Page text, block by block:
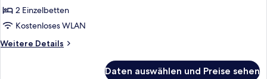
Nichtraucher
anzeigen
2 Einzelbetten
Kostenloses WLAN
Weitere Details
Weitere
Daten auswählen und Preise sehen